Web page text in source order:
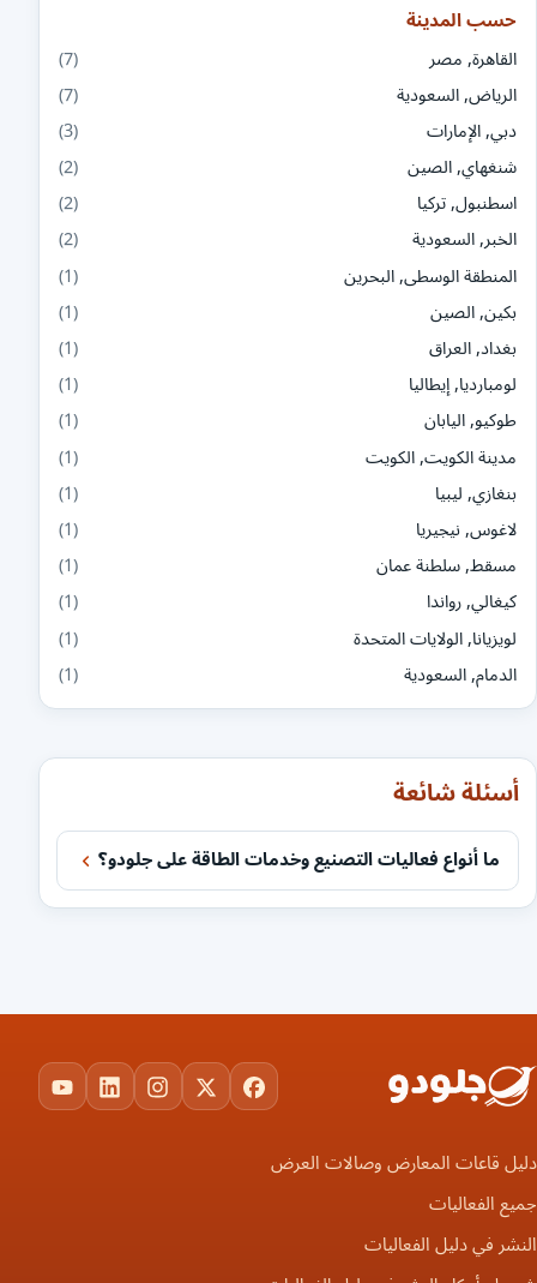
حسب المدينة
القاهرة, مصر
(7)
الرياض, السعودية
(7)
دبي, الإمارات
(3)
شنغهاي, الصين
(2)
اسطنبول, تركيا
(2)
الخبر, السعودية
(2)
المنطقة الوسطى, البحرين
(1)
بكين, الصين
(1)
بغداد, العراق
(1)
لومبارديا, إيطاليا
(1)
طوكيو, اليابان
(1)
مدينة الكويت, الكويت
(1)
بنغازي, ليبيا
(1)
لاغوس, نيجيريا
(1)
مسقط, سلطنة عمان
(1)
كيغالي, رواندا
(1)
لويزيانا, الولايات المتحدة
(1)
الدمام, السعودية
(1)
أسئلة شائعة
ما أنواع فعاليات التصنيع وخدمات الطاقة على جلودو؟
Facebook
X
Instagram
LinkedIn
دليل قاعات المعارض وصالات العرض
جميع الفعاليات
النشر في دليل الفعاليات